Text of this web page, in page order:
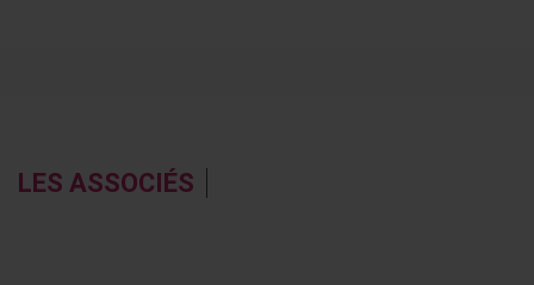
LES ASSOCIÉS